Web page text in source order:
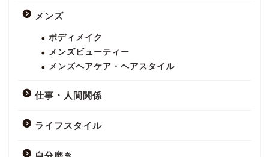
メンズ
ボディメイク
メンズビューティー
メンズヘアケア・ヘアスタイル
仕事・人間関係
ライフスタイル